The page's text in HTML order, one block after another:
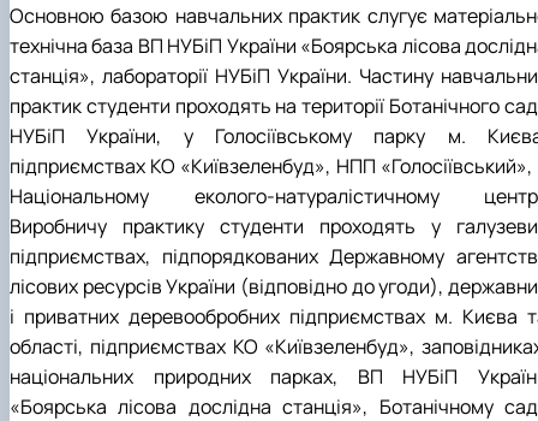
17.09.2023 р.), випускник 2019 року, спі…
ЛЕВЧЕНКО Валентин Віталійович
19.07.2022 р.), студент 1-го курсу …
ЛІЧНИЙ Юрій Русланович (06.05.1996 -
15.12.2024 р.), випускник 2019 року.
МИКУЛІЧ Богдан Олексійович (07.08.1991
-12.07.2023 р.), випускник 2013 року.
МИРОНЕНКО Михайло Вікторович
- 24.05.2024 р.), випускник 1999 року.
МУЗИЧЕНКО Костянтин Вікторович
(18.02.1993 – 13.02.2023 р.), випускник 2021
рок…
ОБЛОМЕЙ Семен Олександрович
- 21.06.2022 р.), студент 3-го курсу 20…
ПАЛІЄНКО Максим Володимирович
- 24.08.2022 р.), випускник 2011 року.
Основною базою навчальних практик слугує
технічна база ВП НУБіП України «Боярська лісова
станція», лабораторії НУБіП України. Частину
практик студенти проходять на території Ботанічного
НУБіП України, у Голосіївському парку м.
підприємствах КО «Київзеленбуд», НПП «Голосіївський»,
Національному еколого-натуралістичному
Виробничу практику студенти проходять у
підприємствах, підпорядкованих Державному
лісових ресурсів України (відповідно до угоди),
і приватних деревообробних підприємствах м. Києва
області, підприємствах КО «Київзеленбуд»,
національних природних парках, ВП НУБіП
«Боярська лісова дослідна станція», Ботанічному